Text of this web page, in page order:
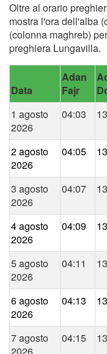
Oltre al orario
mostra l'ora dell'alba
(colonna maghreb)
preghiera Lungavilla.
Data
Adan
Fajr
1 agosto
2026
04:03
2 agosto
2026
04:05
3 agosto
2026
04:07
4 agosto
2026
04:09
5 agosto
2026
04:11
6 agosto
2026
04:13
7 agosto
04:15